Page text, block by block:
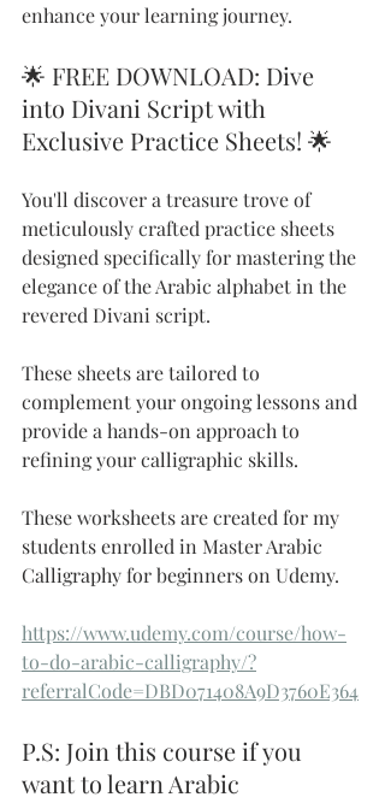
enhance your learning journey.
🌟 FREE DOWNLOAD: Dive
into Divani Script with
Exclusive Practice Sheets! 🌟
You'll discover a treasure trove of
meticulously crafted practice sheets
designed specifically for mastering the
elegance of the Arabic alphabet in the
revered Divani script.
These sheets are tailored to
complement your ongoing lessons and
provide a hands-on approach to
refining your calligraphic skills.
These worksheets are created for my
students enrolled in Master Arabic
Calligraphy for beginners on Udemy.
https://www.udemy.com/course/how-
to-do-arabic-calligraphy/?
referralCode=DBD071408A9D3760E364
P.S: Join this course if you
want to learn Arabic